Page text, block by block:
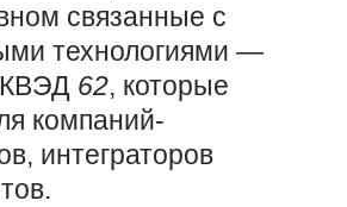
связанные с
технологиями —
62, которые
компаний-
интеграторов